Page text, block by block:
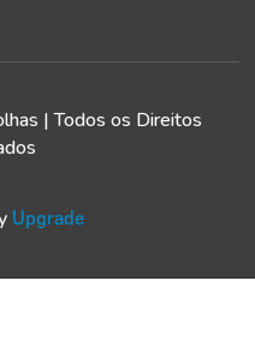
| Todos os Direitos
Upgrade